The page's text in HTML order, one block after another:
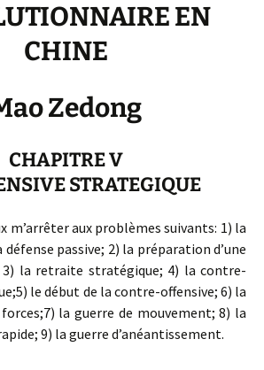
EN
CHINE
Zedong
CHAPITRE V
STRATEGIQUE
m’arrêter aux problèmes suivants: 1) la
passive; 2) la préparation d’une
3) la retraite stratégique; 4) la contre-
le début de la contre-offensive; 6) la
la guerre de mouvement; 8) la
9) la guerre d’anéantissement.